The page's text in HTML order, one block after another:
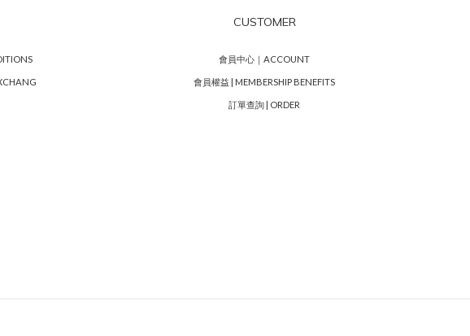
CUSTOMER
會員中心｜ACCOUNT
會員權益 | MEMBERSHIP BENEFITS
訂單查詢 | ORDER